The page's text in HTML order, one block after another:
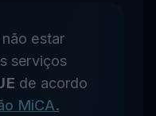
estar
serviços
de acordo
MiCA.